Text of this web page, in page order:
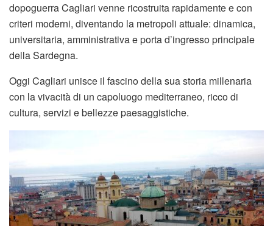
dopoguerra Cagliari venne ricostruita rapidamente e con
criteri moderni, diventando la metropoli attuale: dinamica,
universitaria, amministrativa e porta d’ingresso principale
della Sardegna.
Oggi Cagliari unisce il fascino della sua storia millenaria
con la vivacità di un capoluogo mediterraneo, ricco di
cultura, servizi e bellezze paesaggistiche.